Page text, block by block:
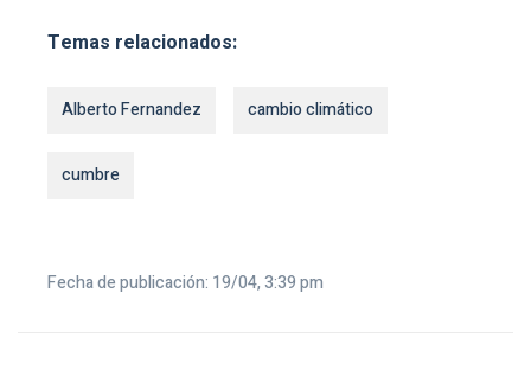
Temas relacionados:
Alberto Fernandez cambio climático
cumbre
Fecha de publicación: 19/04, 3:39 pm